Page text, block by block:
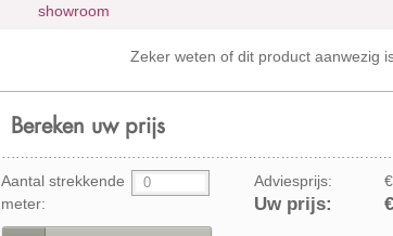
showroom
Zeker weten of dit product aanwezig
Bereken uw prijs
Aantal strekkende
meter:
Adviesprijs:
Uw prijs: